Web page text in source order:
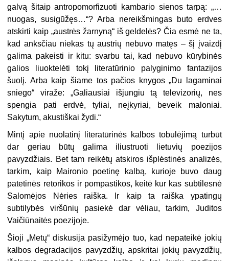
galvą šitaip antropomorfizuoti kambario sienos tarpą: „…
nuogas, susigūžęs…“? Arba nereikšmingas buto erdves
atskirti kaip „austrės žarnyną“ iš geldelės? Čia esmė ne ta,
kad anksčiau niekas tų austrių nebuvo matęs – šį įvaizdį
galima pakeisti ir kitu: svarbu tai, kad nebuvo kūrybinės
galios liuoktelėti tokį literatūrinio palyginimo fantazijos
šuolį. Arba kaip šiame tos pačios knygos „Du lagaminai
sniego“ viraže: „Galiausiai išjungiu tą televizorių, nes
spengia pati erdvė, tyliai, neįkyriai, beveik maloniai.
Sakytum, akustiškai žydi.“
Mintį apie nuolatinį literatūrinės kalbos tobulėjimą turbūt
dar geriau būtų galima iliustruoti lietuvių poezijos
pavyzdžiais. Bet tam reikėtų atskiros išplėstinės analizės,
tarkim, kaip Maironio poetinę kalbą, kurioje buvo daug
patetinės retorikos ir pompastikos, keitė kur kas subtilesnė
Salomėjos Nėries raiška. Ir kaip ta raiška ypatingų
subtilybės viršūnių pasiekė dar vėliau, tarkim, Juditos
Vaičiūnaitės poezijoje.
Šioji „Metų“ diskusija pasižymėjo tuo, kad nepateikė jokių
kalbos degradacijos pavyzdžių, apskritai jokių pavyzdžių,